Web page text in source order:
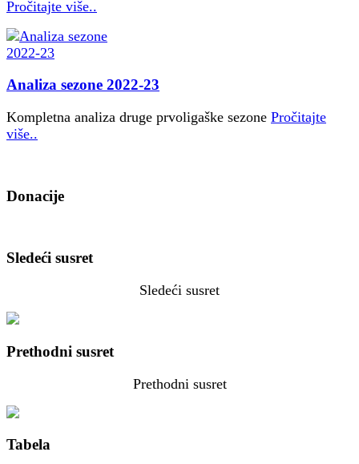
Pročitajte više..
Analiza sezone 2022-23
Kompletna analiza druge prvoligaške sezone Pročitajte
više..
Donacije
Sledeći susret
Sledeći susret
Prethodni susret
Prethodni susret
Tabela